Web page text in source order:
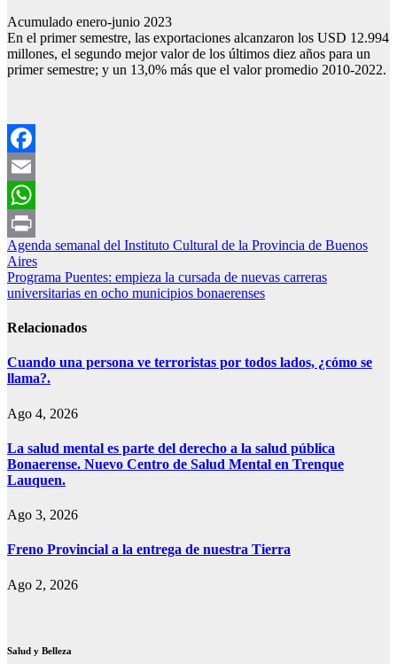
Acumulado enero-junio 2023
En el primer semestre, las exportaciones alcanzaron los USD 12.994
millones, el segundo mejor valor de los últimos diez años para un
primer semestre; y un 13,0% más que el valor promedio 2010-2022.
Facebook
Email
WhatsApp
Print
Navegación
de
entradas
Agenda semanal del Instituto Cultural de la Provincia de Buenos
Aires
Programa Puentes: empieza la cursada de nuevas carreras
universitarias en ocho municipios bonaerenses
Relacionados
Cuando una persona ve terroristas por todos lados, ¿cómo se
llama?.
Ago 4, 2026
La salud mental es parte del derecho a la salud pública
Bonaerense. Nuevo Centro de Salud Mental en Trenque
Lauquen.
Ago 3, 2026
Freno Provincial a la entrega de nuestra Tierra
Ago 2, 2026
Salud y Belleza